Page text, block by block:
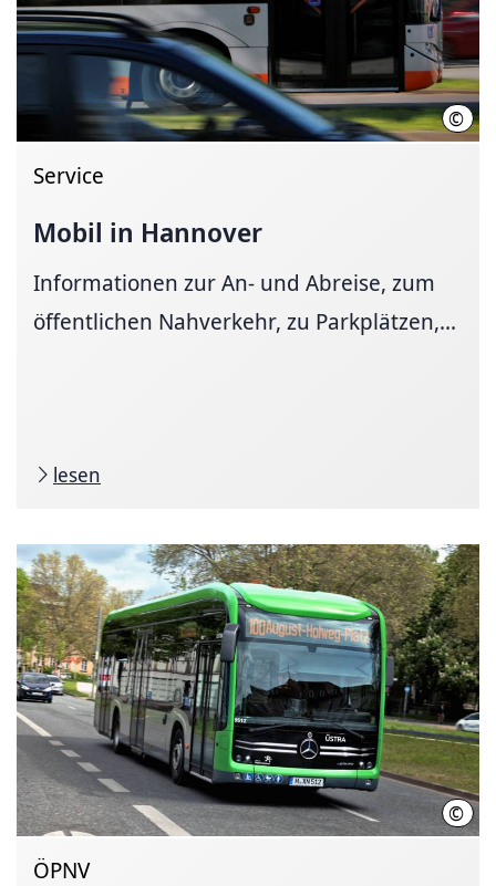
©
Service
Mobil in Hannover
Informationen zur An- und Ab­reise, zum
öffent­li­chen Nah­ver­kehr, zu Park­plätzen,...
lesen
©
ÖPNV